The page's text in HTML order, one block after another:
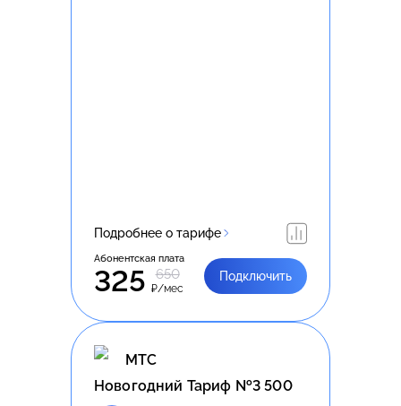
Подробнее о тарифе
Абонентская плата
325 650
₽/мес
Подключить
МТС
Новогодний Тариф №3 500